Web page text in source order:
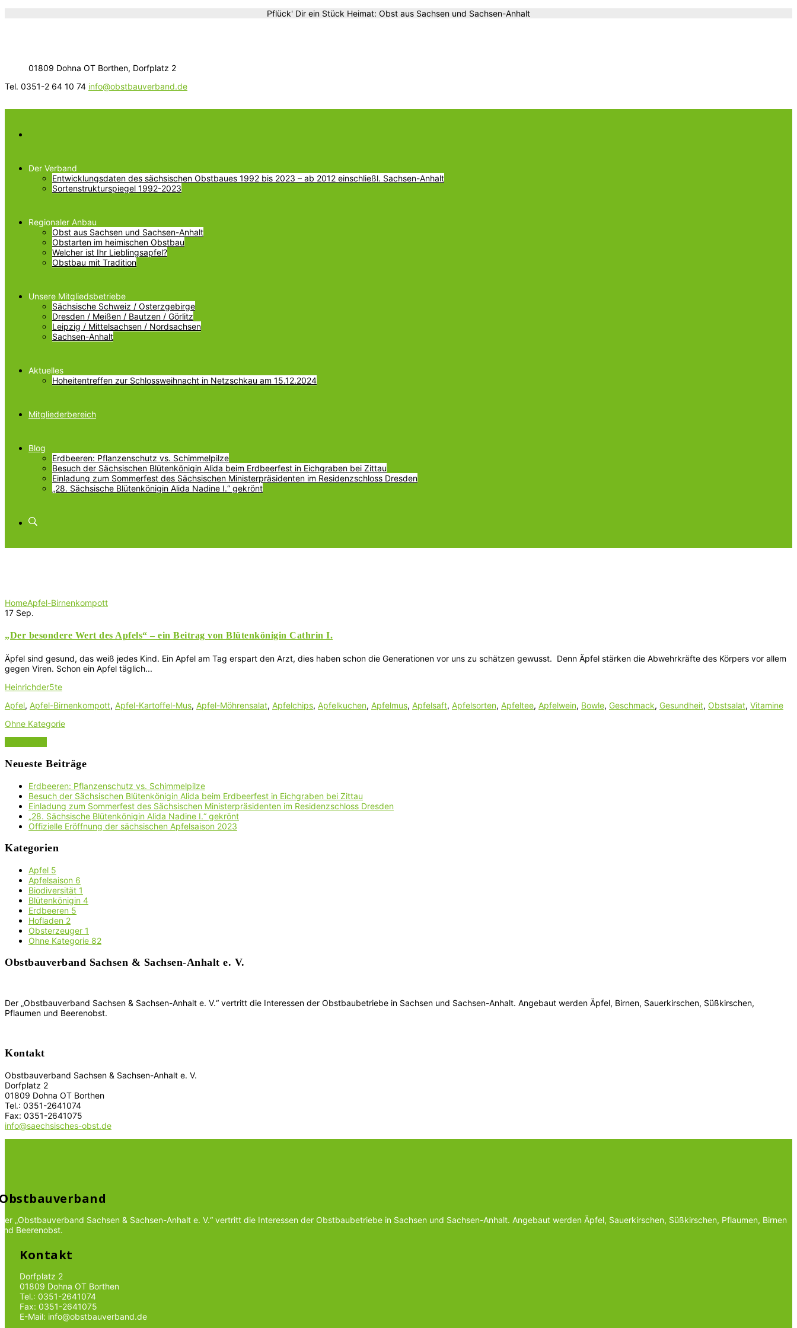
Pflück' Dir ein Stück Heimat: Obst aus Sachsen und Sachsen-Anhalt
01809 Dohna OT Borthen, Dorfplatz 2
Tel. 0351-2 64 10 74 info@obstbauverband.de
Der Verband
Entwicklungsdaten des sächsischen Obstbaues 1992 bis 2023 – ab 2012 einschließl. Sachsen-Anhalt
Sortenstrukturspiegel 1992-2023
Regionaler Anbau
Obst aus Sachsen und Sachsen-Anhalt
Obstarten im heimischen Obstbau
Welcher ist Ihr Lieblingsapfel?
Obstbau mit Tradition
Unsere Mitgliedsbetriebe
Sächsische Schweiz / Osterzgebirge
Dresden / Meißen / Bautzen / Görlitz
Leipzig / Mittelsachsen / Nordsachsen
Sachsen-Anhalt
Aktuelles
Hoheitentreffen zur Schlossweihnacht in Netzschkau am 15.12.2024
Mitgliederbereich
Blog
Erdbeeren: Pflanzenschutz vs. Schimmelpilze
Besuch der Sächsischen Blütenkönigin Alida beim Erdbeerfest in Eichgraben bei Zittau
Einladung zum Sommerfest des Sächsischen Ministerpräsidenten im Residenzschloss Dresden
„28. Sächsische Blütenkönigin Alida Nadine I.“ gekrönt
HomeApfel-Birnenkompott
17 Sep.
„Der besondere Wert des Apfels“ – ein Beitrag von Blütenkönigin Cathrin I.
Äpfel sind gesund, das weiß jedes Kind. Ein Apfel am Tag erspart den Arzt, dies haben schon die Generationen vor uns zu schätzen gewusst. Denn Äpfel stärken die Abwehrkräfte des Körpers vor allem
gegen Viren. Schon ein Apfel täglich...
Heinrichder5te
Apfel, Apfel-Birnenkompott, Apfel-Kartoffel-Mus, Apfel-Möhrensalat, Apfelchips, Apfelkuchen, Apfelmus, Apfelsaft, Apfelsorten, Apfeltee, Apfelwein, Bowle, Geschmack, Gesundheit, Obstsalat, Vitamine
Ohne Kategorie
Neueste Beiträge
Erdbeeren: Pflanzenschutz vs. Schimmelpilze
Besuch der Sächsischen Blütenkönigin Alida beim Erdbeerfest in Eichgraben bei Zittau
Einladung zum Sommerfest des Sächsischen Ministerpräsidenten im Residenzschloss Dresden
„28. Sächsische Blütenkönigin Alida Nadine I.“ gekrönt
Offizielle Eröffnung der sächsischen Apfelsaison 2023
Kategorien
Apfel 5
Apfelsaison 6
Biodiversität 1
Blütenkönigin 4
Erdbeeren 5
Hofladen 2
Obsterzeuger 1
Ohne Kategorie 82
Obstbauverband Sachsen & Sachsen-Anhalt e. V.
Der „Obstbauverband Sachsen & Sachsen-Anhalt e. V.“ vertritt die Interessen der Obstbaubetriebe in Sachsen und Sachsen-Anhalt. Angebaut werden Äpfel, Birnen, Sauerkirschen, Süßkirschen,
Pflaumen und Beerenobst.
Kontakt
Obstbauverband Sachsen & Sachsen-Anhalt e. V.
Dorfplatz 2
01809 Dohna OT Borthen
Tel.: 0351-2641074
Fax: 0351-2641075
info@saechsisches-obst.de
„Obstbauverband Sachsen & Sachsen-Anhalt e. V.“ vertritt die Interessen der Obstbaubetriebe in Sachsen und Sachsen-Anhalt. Angebaut werden Äpfel, Sauerkirschen, Süßkirschen, Pflaumen, Birnen
Beerenobst.
Kontakt
Dorfplatz 2
01809 Dohna OT Borthen
Tel.: 0351-2641074
Fax: 0351-2641075
E-Mail: info@obstbauverband.de